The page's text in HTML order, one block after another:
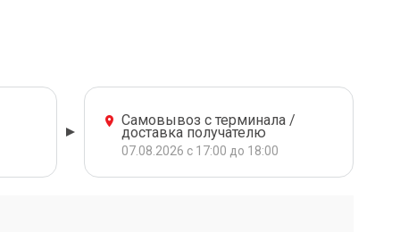
Самовывоз с терминала /
доставка получателю
07.08.2026 с 17:00 до 18:00